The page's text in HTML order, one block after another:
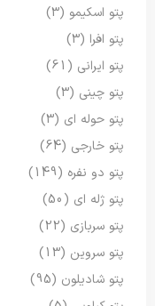
پتو اسکیمو (3)
پتو افرا (3)
پتو ایرانی (61)
پتو چینی (3)
پتو حوله ای (3)
پتو خارجی (64)
پتو دو نفره (149)
پتو ژله ای (50)
پتو سربازی (22)
پتو سروین (13)
پتو شادیلون (95)